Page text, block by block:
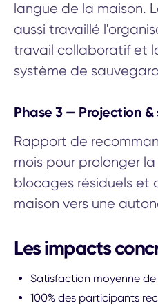
langue de la maison.
aussi travaillé
travail collaboratif et
système de
Phase 3 — Projection
Rapport de
mois pour prolonger
blocages résiduels et
maison vers une
Les impacts
Satisfaction moyenne
100% des participants